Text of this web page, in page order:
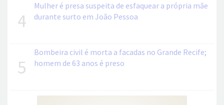
4
Mulher é presa suspeita de esfaquear a própria mãe
durante surto em João Pessoa
5
Bombeira civil é morta a facadas no Grande Recife;
homem de 63 anos é preso